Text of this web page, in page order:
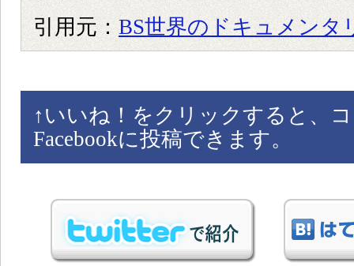
引用元： BS世界のドキュメンタ
↑ いいね！をクリックすると、
Facebookに投稿できます。